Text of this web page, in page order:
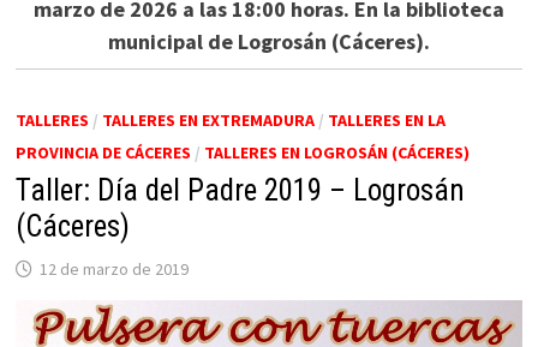
marzo de 2026 a las 18:00 horas. En la biblioteca
municipal de Logrosán (Cáceres).
TALLERES / TALLERES EN EXTREMADURA/ TALLERES EN LA
PROVINCIA DE CÁCERES / TALLERES EN LOGROSÁN (CÁCERES)
Taller: Día del Padre 2019 – Logrosán
(Cáceres)
12 de marzo de 2019